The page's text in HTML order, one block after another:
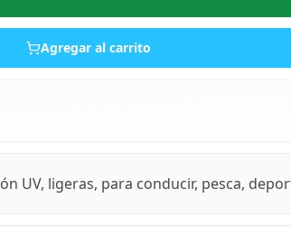
Agregar al carrito
UV, ligeras, para conducir, pesca,